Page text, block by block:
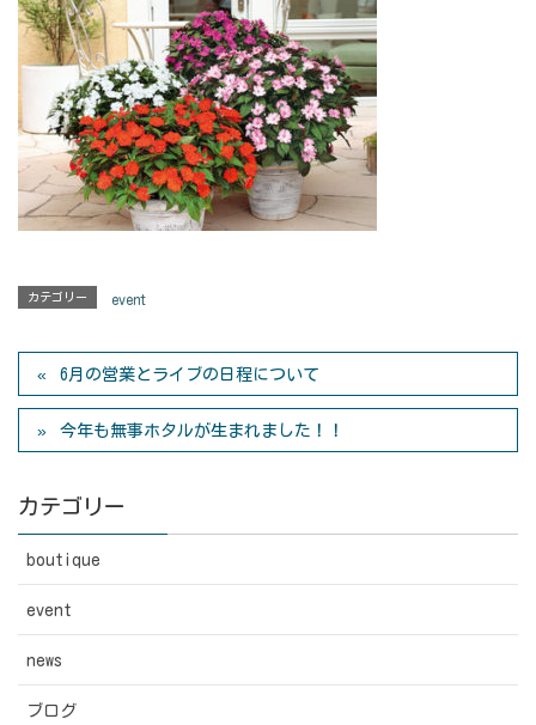
カテゴリー event
6月の営業とライブの日程について
今年も無事ホタルが生まれました！！
カテゴリー
boutique
event
news
ブログ